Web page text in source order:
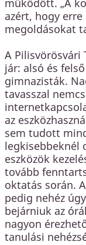
működött. „A
azért, hogy
megoldásokat
A Pilisvörösvári
jár: alsó és
gimnazisták.
tavasszal
az
sem tudott
legkisebbeknél
eszközök
tovább
oktatás során.
pedig nehéz
bejárniuk az
nagyon
tanulási